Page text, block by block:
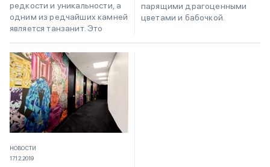
редкости и уникальности, а
одним из редчайших камней
является танзанит. Это
парящими драгоценными
цветами и бабочкой.
НОВОСТИ
17.12.2019